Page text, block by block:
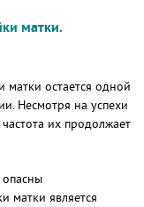
матки.
остается одной
Несмотря на успехи
их продолжает
матки является